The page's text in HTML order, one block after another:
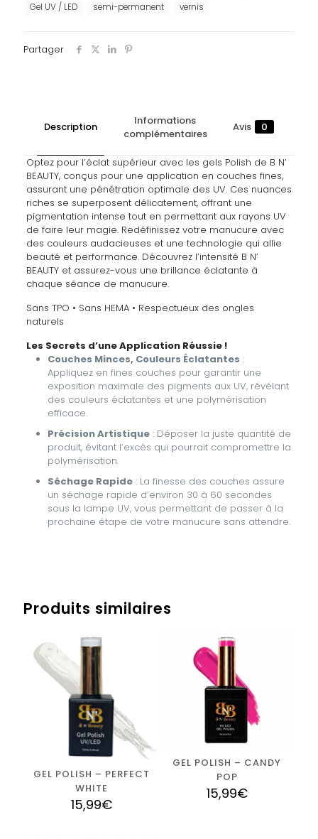
Gel UV / LED
semi-permanent vernis
Partager
Description
Informations
complémentaires
Avis 0
Optez pour l’éclat supérieur avec les gels Polish de B N’
BEAUTY, conçus pour une application en couches fines,
assurant une pénétration optimale des UV. Ces nuances
riches se superposent délicatement, offrant une
pigmentation intense tout en permettant aux rayons UV
de faire leur magie. Redéfinissez votre manucure avec
des couleurs audacieuses et une technologie qui allie
beauté et performance. Découvrez l’intensité B N’
BEAUTY et assurez-vous une brillance éclatante à
chaque séance de manucure.
Sans TPO • Sans HEMA • Respectueux des ongles
naturels
Les Secrets d’une Application Réussie !
Couches Minces, Couleurs Éclatantes :
Appliquez en fines couches pour garantir une
exposition maximale des pigments aux UV, révélant
des couleurs éclatantes et une polymérisation
efficace.
Précision Artistique: Déposer la juste quantité de
produit, évitant l’excès qui pourrait compromettre la
polymérisation.
Séchage Rapide: La finesse des couches assure
un séchage rapide d’environ 30 à 60 secondes
sous la lampe UV, vous permettant de passer à la
prochaine étape de votre manucure sans attendre.
Soyez le premier à laisser votre avis
sur “GEL POLISH – MANGO JUICE”
Vous devez être pour publier un avis.
Produits similaires
GEL POLISH – PERFECT
WHITE
15,99€
GEL POLISH – CANDY
POP
15,99€